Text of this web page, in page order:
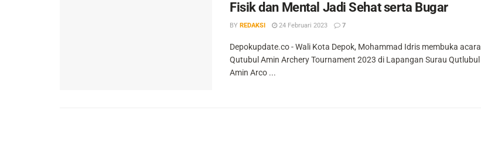
Fisik dan Mental Jadi Sehat serta Bugar
BY REDAKSI 24 Februari 2023 7
Depokupdate.co - Wali Kota Depok, Mohammad Idris membuka acara
Qutubul Amin Archery Tournament 2023 di Lapangan Surau Qutlubul
Amin Arco ...